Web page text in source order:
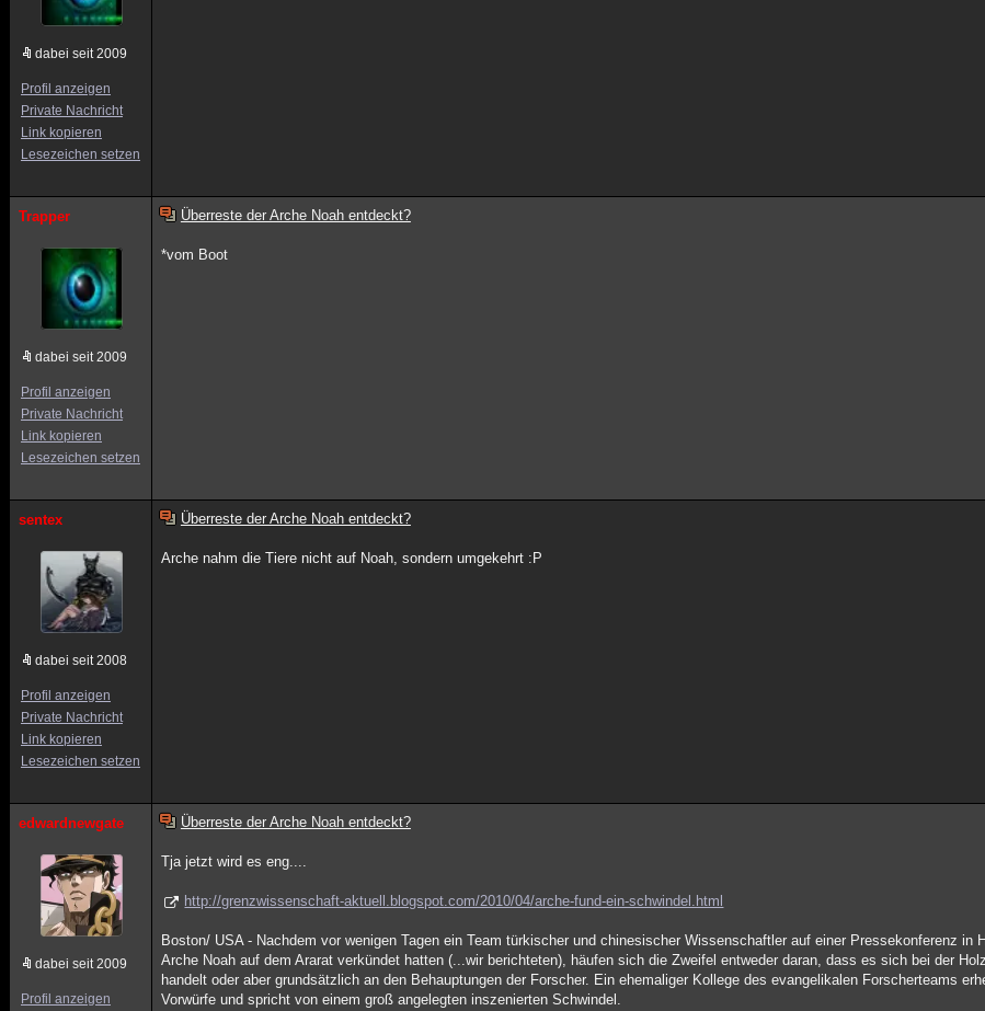
dabei seit 2009
Profil anzeigen
Private Nachricht
Link kopieren
Lesezeichen setzen
Trapper
dabei seit 2009
Profil anzeigen
Private Nachricht
Link kopieren
Lesezeichen setzen
Überreste der Arche Noah entdeckt?
*vom Boot
sentex
dabei seit 2008
Profil anzeigen
Private Nachricht
Link kopieren
Lesezeichen setzen
Überreste der Arche Noah entdeckt?
Arche nahm die Tiere nicht auf Noah, sondern umgekehrt :P
edwardnewgate
dabei seit 2009
Profil anzeigen
Überreste der Arche Noah entdeckt?
Tja jetzt wird es eng....
http://grenzwissenschaft-aktuell.blogspot.com/2010/04/arche-fund-ein-schwindel.html
Boston/ USA - Nachdem vor wenigen Tagen ein Team türkischer und chinesischer Wissenschaftler auf einer Pressekonferenz in
Arche Noah auf dem Ararat verkündet hatten (...wir berichteten), häufen sich die Zweifel entweder daran, dass es sich bei der
handelt oder aber grundsätzlich an den Behauptungen der Forscher. Ein ehemaliger Kollege des evangelikalen Forscherteams
Vorwürfe und spricht von einem groß angelegten inszenierten Schwindel.